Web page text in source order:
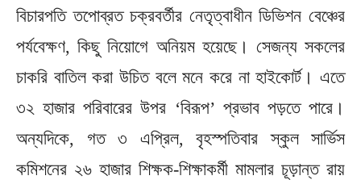
বিচারপতি তপোব্রত চক্রবর্তীর নেতৃত্বাধীন ডিভিশন বেঞ্চের
পর্যবেক্ষণ, কিছু নিয়োগে অনিয়ম হয়েছে। সেজন্য সকলের
চাকরি বাতিল করা উচিত বলে মনে করে না হাইকোর্ট। এতে
৩২ হাজার পরিবারের উপর ‘বিরূপ’ প্রভাব পড়তে পারে।
অন্যদিকে, গত ৩ এপ্রিল, বৃহস্পতিবার স্কুল সার্ভিস
কমিশনের ২৬ হাজার শিক্ষক-শিক্ষাকর্মী মামলার চূড়ান্ত রায়